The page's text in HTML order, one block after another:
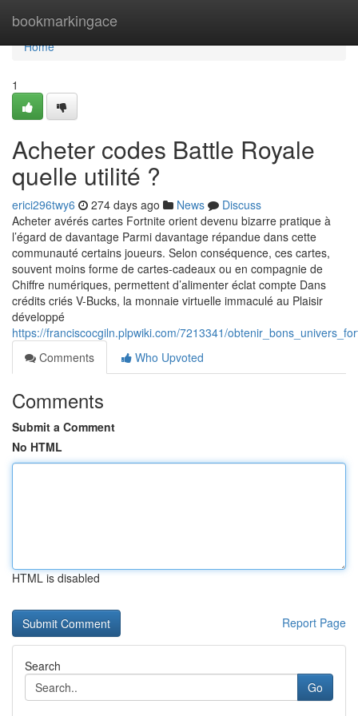
bookmarkingace
Home
Home
1
Acheter codes Battle Royale
quelle utilité ?
erici296twy6 274 days ago News
Discuss
Acheter avérés cartes Fortnite orient devenu bizarre pratique à
l’égard de davantage Parmi davantage répandue dans cette
communauté certains joueurs. Selon conséquence, ces cartes,
souvent moins forme de cartes-cadeaux ou en compagnie de
Chiffre numériques, permettent d’alimenter éclat compte Dans
crédits criés V-Bucks, la monnaie virtuelle immaculé au Plaisir
développé
https://franciscocgiln.plpwiki.com/7213341/
Comments
Who Upvoted
Comments
Submit a Comment
No HTML
HTML is disabled
Report Page
Search
Go